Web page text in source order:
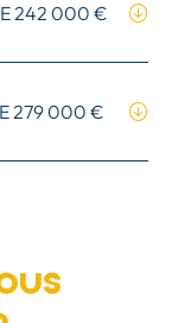
242 000 €
279 000 €